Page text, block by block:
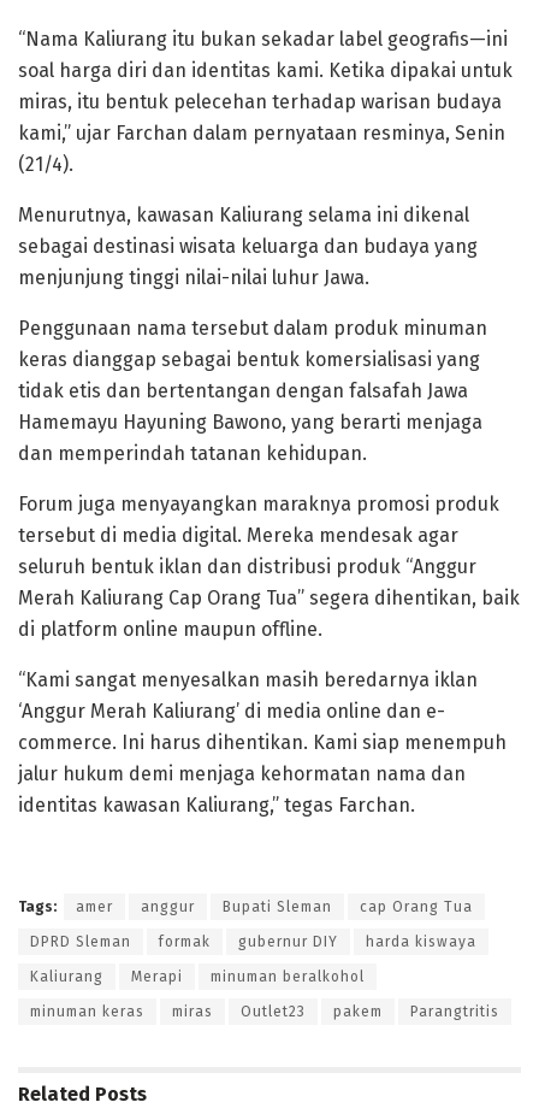
“Nama Kaliurang itu bukan sekadar label geografis—ini
soal harga diri dan identitas kami. Ketika dipakai untuk
miras, itu bentuk pelecehan terhadap warisan budaya
kami,” ujar Farchan dalam pernyataan resminya, Senin
(21/4).
Menurutnya, kawasan Kaliurang selama ini dikenal
sebagai destinasi wisata keluarga dan budaya yang
menjunjung tinggi nilai-nilai luhur Jawa.
Penggunaan nama tersebut dalam produk minuman
keras dianggap sebagai bentuk komersialisasi yang
tidak etis dan bertentangan dengan falsafah Jawa
Hamemayu Hayuning Bawono, yang berarti menjaga
dan memperindah tatanan kehidupan.
Forum juga menyayangkan maraknya promosi produk
tersebut di media digital. Mereka mendesak agar
seluruh bentuk iklan dan distribusi produk “Anggur
Merah Kaliurang Cap Orang Tua” segera dihentikan, baik
di platform online maupun offline.
“Kami sangat menyesalkan masih beredarnya iklan
‘Anggur Merah Kaliurang’ di media online dan e-
commerce. Ini harus dihentikan. Kami siap menempuh
jalur hukum demi menjaga kehormatan nama dan
identitas kawasan Kaliurang,” tegas Farchan.
Tags: amer anggur Bupati Sleman cap Orang Tua
DPRD Sleman formak gubernur DIY harda kiswaya
Kaliurang Merapi minuman beralkohol
minuman keras miras Outlet23 pakem Parangtritis
Related Posts